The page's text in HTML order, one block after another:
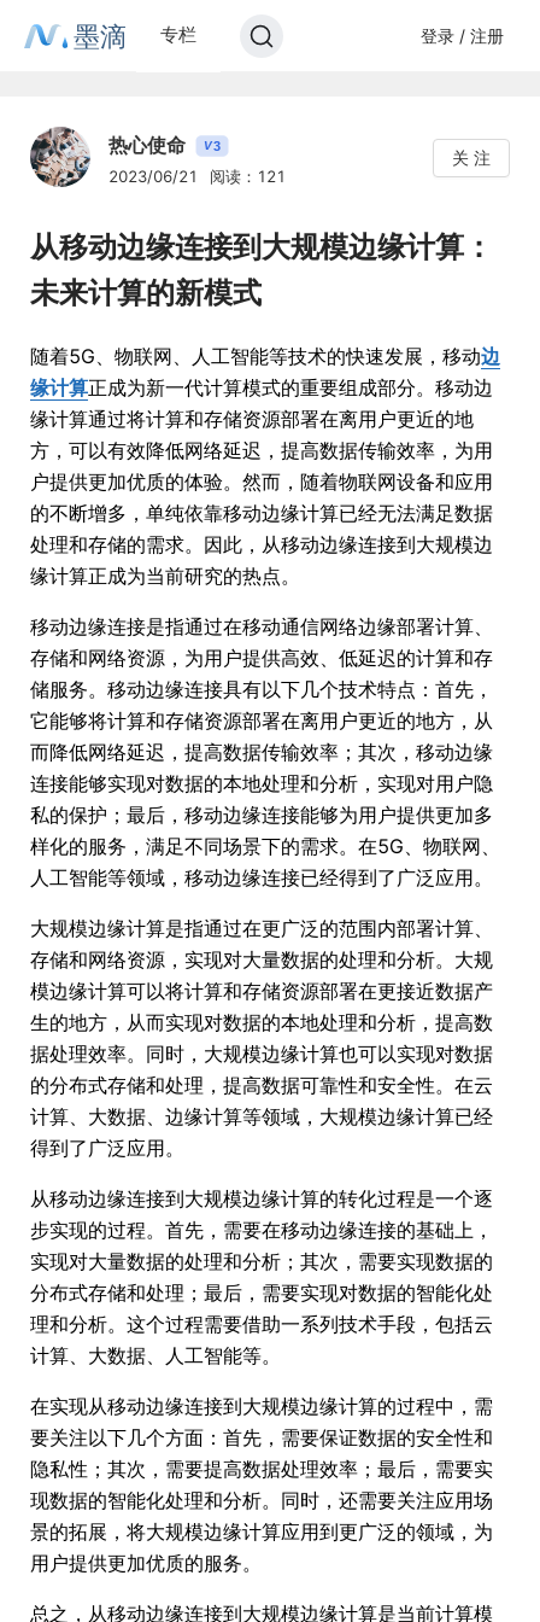
墨滴 专栏 登录 / 注册
热心使命 V3
2023/06/21 阅读：121
关 注
从移动边缘连接到大规模边缘计算：
未来计算的新模式
随着5G、物联网、人工智能等技术的快速发展，移动边
缘计算正成为新一代计算模式的重要组成部分。移动边
缘计算通过将计算和存储资源部署在离用户更近的地
方，可以有效降低网络延迟，提高数据传输效率，为用
户提供更加优质的体验。然而，随着物联网设备和应用
的不断增多，单纯依靠移动边缘计算已经无法满足数据
处理和存储的需求。因此，从移动边缘连接到大规模边
缘计算正成为当前研究的热点。
移动边缘连接是指通过在移动通信网络边缘部署计算、
存储和网络资源，为用户提供高效、低延迟的计算和存
储服务。移动边缘连接具有以下几个技术特点：首先，
它能够将计算和存储资源部署在离用户更近的地方，从
而降低网络延迟，提高数据传输效率；其次，移动边缘
连接能够实现对数据的本地处理和分析，实现对用户隐
私的保护；最后，移动边缘连接能够为用户提供更加多
样化的服务，满足不同场景下的需求。在5G、物联网、
人工智能等领域，移动边缘连接已经得到了广泛应用。
大规模边缘计算是指通过在更广泛的范围内部署计算、
存储和网络资源，实现对大量数据的处理和分析。大规
模边缘计算可以将计算和存储资源部署在更接近数据产
生的地方，从而实现对数据的本地处理和分析，提高数
据处理效率。同时，大规模边缘计算也可以实现对数据
的分布式存储和处理，提高数据可靠性和安全性。在云
计算、大数据、边缘计算等领域，大规模边缘计算已经
得到了广泛应用。
从移动边缘连接到大规模边缘计算的转化过程是一个逐
步实现的过程。首先，需要在移动边缘连接的基础上，
实现对大量数据的处理和分析；其次，需要实现数据的
分布式存储和处理；最后，需要实现对数据的智能化处
理和分析。这个过程需要借助一系列技术手段，包括云
计算、大数据、人工智能等。
在实现从移动边缘连接到大规模边缘计算的过程中，需
要关注以下几个方面：首先，需要保证数据的安全性和
隐私性；其次，需要提高数据处理效率；最后，需要实
现数据的智能化处理和分析。同时，还需要关注应用场
景的拓展，将大规模边缘计算应用到更广泛的领域，为
用户提供更加优质的服务。
总之，从移动边缘连接到大规模边缘计算是当前计算模